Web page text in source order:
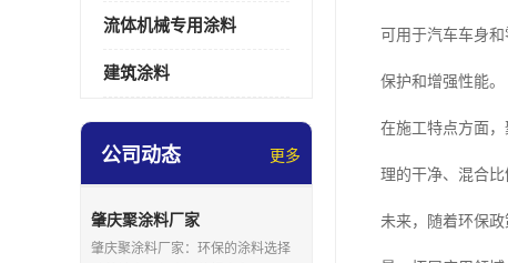
流体机械专用涂料
建筑涂料
公司动态 更多
肇庆聚涂料厂家
肇庆聚涂料厂家：环保的涂料选择
可用于汽车车身
保护和增强性能。
在施工特点方面
理的干净、混合比
未来，随着环保